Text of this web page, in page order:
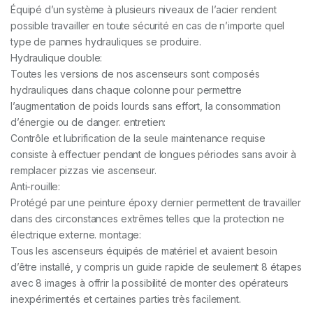
Équipé d’un système à plusieurs niveaux de l’acier rendent
possible travailler en toute sécurité en cas de n’importe quel
type de pannes hydrauliques se produire.
Hydraulique double:
Toutes les versions de nos ascenseurs sont composés
hydrauliques dans chaque colonne pour permettre
l’augmentation de poids lourds sans effort, la consommation
d’énergie ou de danger. entretien:
Contrôle et lubrification de la seule maintenance requise
consiste à effectuer pendant de longues périodes sans avoir à
remplacer pizzas vie ascenseur.
Anti-rouille:
Protégé par une peinture époxy dernier permettent de travailler
dans des circonstances extrêmes telles que la protection ne
électrique externe. montage:
Tous les ascenseurs équipés de matériel et avaient besoin
d’être installé, y compris un guide rapide de seulement 8 étapes
avec 8 images à offrir la possibilité de monter des opérateurs
inexpérimentés et certaines parties très facilement.